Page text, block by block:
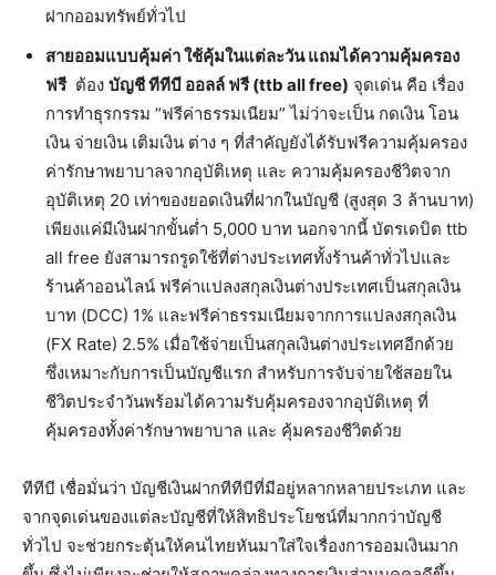
ฝากออมทรัพย์ทั่วไป
สายออมแบบคุ้มค่า ใช้คุ้มในแต่ละวัน แถมได้ความคุ้มครอง
ฟรีต้อง บัญชี ทีทีบี ออลล์ ฟรี(ttb all free) จุดเด่น คือ เรื่อง
การทำธุรกรรม “ฟรีค่าธรรมเนียม” ไม่ว่าจะเป็น กดเงิน โอน
เงิน จ่ายเงิน เติมเงิน ต่าง ๆ ที่สำคัญยังได้รับฟรีความคุ้มครอง
ค่ารักษาพยาบาลจากอุบัติเหตุ และ ความคุ้มครองชีวิตจาก
อุบัติเหตุ 20 เท่าของยอดเงินที่ฝากในบัญชี (สูงสุด 3 ล้านบาท)
เพียงแค่มีเงินฝากขั้นต่ำ 5,000 บาท นอกจากนี้ บัตรเดบิต ttb
all free ยังสามารถรูดใช้ที่ต่างประเทศทั้งร้านค้าทั่วไปและ
ร้านค้าออนไลน์ ฟรีค่าแปลงสกุลเงินต่างประเทศเป็นสกุลเงิน
บาท (DCC) 1% และฟรีค่าธรรมเนียมจากการแปลงสกุลเงิน
(FX Rate) 2.5% เมื่อใช้จ่ายเป็นสกุลเงินต่างประเทศอีกด้วย
ซึ่งเหมาะกับการเป็นบัญชีแรก สำหรับการจับจ่ายใช้สอยใน
ชีวิตประจำวันพร้อมได้ความรับคุ้มครองจากอุบัติเหตุ ที่
คุ้มครองทั้งค่ารักษาพยาบาล และ คุ้มครองชีวิตด้วย
ทีทีบี เชื่อมั่นว่า บัญชีเงินฝากทีทีบีที่มีอยู่หลากหลายประเภท และ
จากจุดเด่นของแต่ละบัญชีที่ให้สิทธิประโยชน์ที่มากกว่าบัญชี
ทั่วไป จะช่วยกระตุ้นให้คนไทยหันมาใส่ใจเรื่องการออมเงินมาก